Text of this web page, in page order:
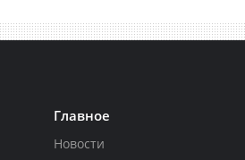
Главное
Новости